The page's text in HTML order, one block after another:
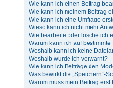
Wie kann ich einen Beitrag
Wie kann ich meinem Beitrag
Wie kann ich eine Umfrage
Wieso kann ich nicht mehr
Wie bearbeite oder lösche ich
Warum kann ich auf
Weshalb kann ich keine
Weshalb wurde ich verwarnt?
Wie kann ich Beiträge den
Was bewirkt die „Speichern“-
Warum muss mein Beitrag